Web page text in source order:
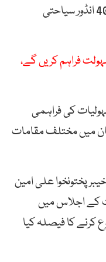
کردیا گیا ہے، پارک میں 8 آٹ ڈور اور 40 انڈور سیاحتی
فراہم کریں گے،
کی فراہمی
میں مختلف مقامات
پختونخوا علی امین
کے اجلاس میں
کرنے کا فیصلہ کیا